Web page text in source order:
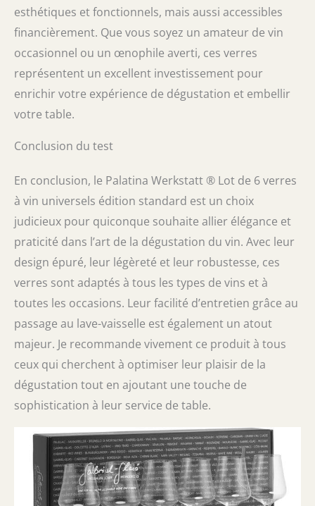
esthétiques et fonctionnels, mais aussi accessibles
financièrement. Que vous soyez un amateur de vin
occasionnel ou un œnophile averti, ces verres
représentent un excellent investissement pour
enrichir votre expérience de dégustation et embellir
votre table.
Conclusion du test
En conclusion, le Palatina Werkstatt ® Lot de 6 verres
à vin universels édition standard est un choix
judicieux pour quiconque souhaite allier élégance et
praticité dans l’art de la dégustation du vin. Avec leur
design épuré, leur légèreté et leur robustesse, ces
verres sont adaptés à tous les types de vins et à
toutes les occasions. Leur facilité d’entretien grâce au
passage au lave-vaisselle est également un atout
majeur. Je recommande vivement ce produit à tous
ceux qui cherchent à optimiser leur plaisir de la
dégustation tout en ajoutant une touche de
sophistication à leur service de table.